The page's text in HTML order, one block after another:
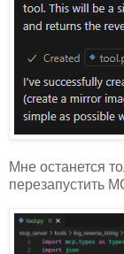
Мне останется
перезапустить